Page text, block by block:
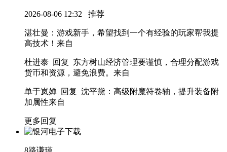
2026-08-06 12:32 推荐
湛壮曼 ：游戏新手，希望找到一个有经验的玩家帮我提
高技术！ 来自
杜进泰 回复 东方树山经济管理要谨慎，合理分配游戏
货币和资源，避免浪费。 来自
单于岚婵 回复 沈平黛 ：高级附魔符卷轴，提升装备附
加属性来自
更多回复
8路谦瑾